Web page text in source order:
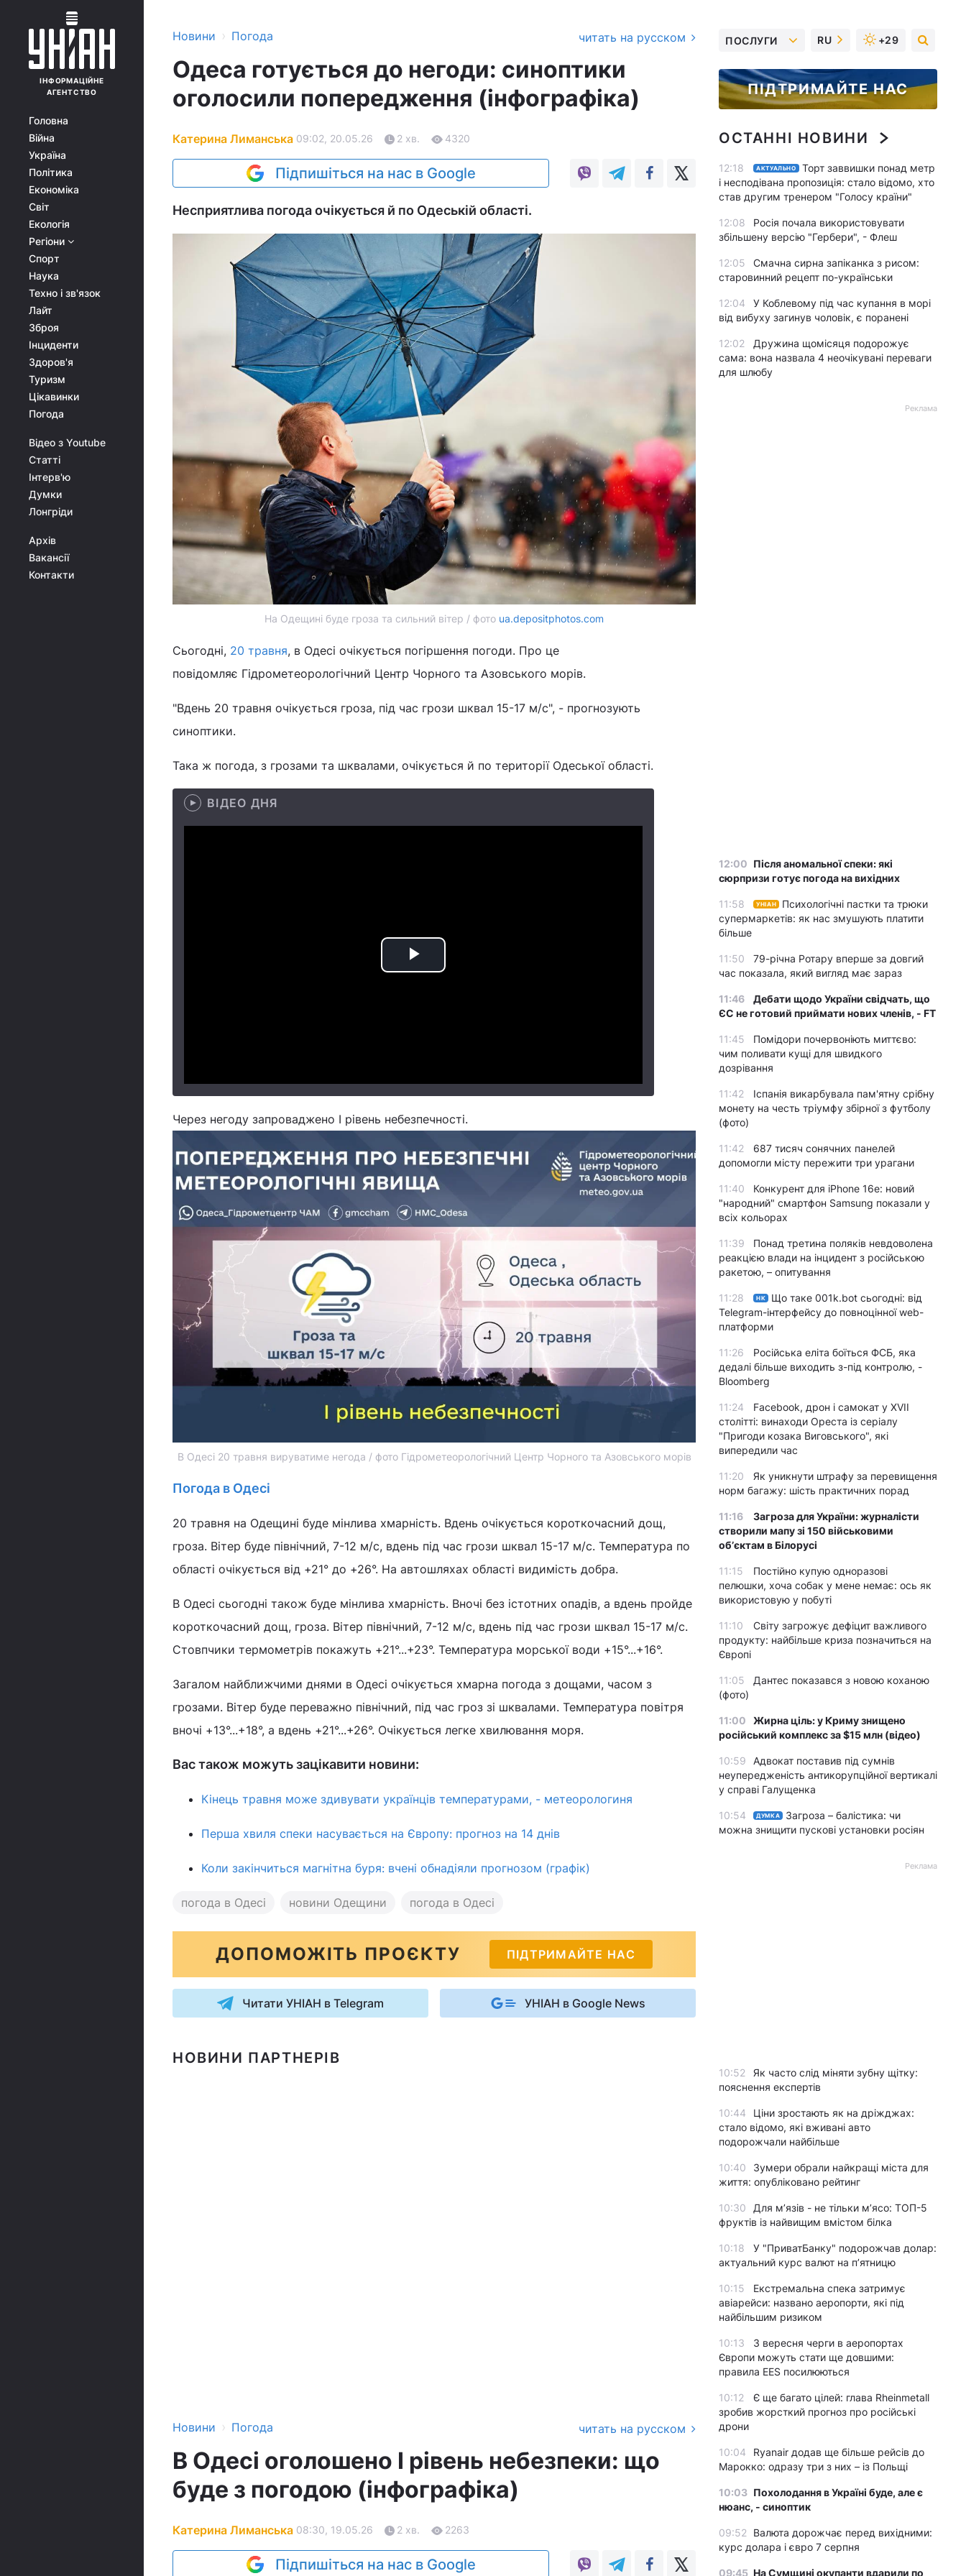
ІНФОРМАЦІЙНЕ
АГЕНТСТВО
Головна
Війна
Україна
Політика
Економіка
Світ
Екологія
Регіони
Спорт
Наука
Техно і зв'язок
Лайт
Зброя
Інциденти
Здоров'я
Туризм
Цікавинки
Погода
Відео з Youtube
Статті
Інтерв'ю
Думки
Лонгріди
Архів
Вакансії
Контакти
Новини › Погода читать на русском
Одеса готується до негоди: синоптики
оголосили попередження (інфографіка)
Катерина Лиманська 09:02, 20.05.26 2 хв. 4320
Підпишіться на нас в Google
Несприятлива погода очікується й по Одеській області.
На Одещині буде гроза та сильний вітер / фото ua.depositphotos.com
Сьогодні, 20 травня, в Одесі очікується погіршення погоди. Про це
повідомляє Гідрометеорологічний Центр Чорного та Азовського морів.
"Вдень 20 травня очікується гроза, під час грози шквал 15-17 м/с", - прогнозують
синоптики.
Така ж погода, з грозами та шквалами, очікується й по території Одеської області.
ВІДЕО ДНЯ
Play
Через негоду запроваджено І рівень небезпечності.
В Одесі 20 травня вируватиме негода / фото Гідрометеорологічний Центр Чорного та Азовського морів
Погода в Одесі
20 травня на Одещині буде мінлива хмарність. Вдень очікується короткочасний дощ,
гроза. Вітер буде північний, 7-12 м/с, вдень під час грози шквал 15-17 м/с. Температура по
області очікується від +21° до +26°. На автошляхах області видимість добра.
В Одесі сьогодні також буде мінлива хмарність. Вночі без істотних опадів, а вдень пройде
короткочасний дощ, гроза. Вітер північний, 7-12 м/с, вдень під час грози шквал 15-17 м/с.
Стовпчики термометрів покажуть +21°...+23°. Температура морської води +15°...+16°.
Загалом найближчими днями в Одесі очікується хмарна погода з дощами, часом з
грозами. Вітер буде переважно північний, під час гроз зі шквалами. Температура повітря
вночі +13°...+18°, а вдень +21°...+26°. Очікується легке хвилювання моря.
Вас також можуть зацікавити новини:
Кінець травня може здивувати українців температурами, - метеорологиня
Перша хвиля спеки насувається на Європу: прогноз на 14 днів
Коли закінчиться магнітна буря: вчені обнадіяли прогнозом (графік)
погода в Одесі новини Одещини погода в Одесі
ДОПОМОЖІТЬ ПРОЄКТУ ПІДТРИМАЙТЕ НАС
Читати УНІАН в Telegram УНІАН в Google News
НОВИНИ ПАРТНЕРІВ
Новини › Погода читать на русском
В Одесі оголошено І рівень небезпеки: що
буде з погодою (інфографіка)
Катерина Лиманська 08:30, 19.05.26 2 хв. 2263
Підпишіться на нас в Google
ПОСЛУГИ RU +29
ПІДТРИМАЙТЕ НАС
ОСТАННІ НОВИНИ
12:18 АКТУАЛЬНО
Торт заввишки понад метр
і несподівана пропозиція: стало відомо, хто
став другим тренером "Голосу країни"
12:08
Росія почала використовувати
збільшену версію "Гербери", - Флеш
12:05
Смачна сирна запіканка з рисом:
старовинний рецепт по-українськи
12:04
У Коблевому під час купання в морі
від вибуху загинув чоловік, є поранені
12:02
Дружина щомісяця подорожує
сама: вона назвала 4 неочікувані переваги
для шлюбу
Реклама
12:00 Після аномальної спеки: які
сюрпризи готує погода на вихідних
11:58 УНІАН
Психологічні пастки та трюки
супермаркетів: як нас змушують платити
більше
11:50
79-річна Ротару вперше за довгий
час показала, який вигляд має зараз
11:46
Дебати щодо України свідчать, що
ЄС не готовий приймати нових членів, - FT
11:45
Помідори почервоніють миттєво:
чим поливати кущі для швидкого
дозрівання
11:42
Іспанія викарбувала пам'ятну срібну
монету на честь тріумфу збірної з футболу
(фото)
11:42
687 тисяч сонячних панелей
допомогли місту пережити три урагани
11:40
Конкурент для iPhone 16e: новий
"народний" смартфон Samsung показали у
всіх кольорах
11:39
Понад третина поляків невдоволена
реакцією влади на інцидент з російською
ракетою, – опитування
11:28 НК
Що таке 001k.bot сьогодні: від
Telegram-інтерфейсу до повноцінної web-
платформи
11:26
Російська еліта боїться ФСБ, яка
дедалі більше виходить з-під контролю, -
Bloomberg
11:24
Facebook, дрон і самокат у XVII
столітті: винаходи Ореста із серіалу
"Пригоди козака Виговського", які
випередили час
11:20
Як уникнути штрафу за перевищення
норм багажу: шість практичних порад
11:16
Загроза для України: журналісти
створили мапу зі 150 військовими
обʼєктам в Білорусі
11:15
Постійно купую одноразові
пелюшки, хоча собак у мене немає: ось як
використовую у побуті
11:10
Світу загрожує дефіцит важливого
продукту: найбільше криза позначиться на
Європі
11:05
Дантес показався з новою коханою
(фото)
11:00
Жирна ціль: у Криму знищено
російський комплекс за $15 млн (відео)
10:59
Адвокат поставив під сумнів
неупередженість антикорупційної вертикалі
у справі Галущенка
10:54 ДУМКА
Загроза – балістика: чи
можна знищити пускові установки росіян
Реклама
10:52
Як часто слід міняти зубну щітку:
пояснення експертів
10:44
Ціни зростають як на дріжджах:
стало відомо, які вживані авто
подорожчали найбільше
10:40
Зумери обрали найкращі міста для
життя: опубліковано рейтинг
10:30
Для м’язів - не тільки м’ясо: ТОП-5
фруктів із найвищим вмістом білка
10:18
У "ПриватБанку" подорожчав долар:
актуальний курс валют на п’ятницю
10:15
Екстремальна спека затримує
авіарейси: названо аеропорти, які під
найбільшим ризиком
10:13
З вересня черги в аеропортах
Європи можуть стати ще довшими:
правила EES посилюються
10:12
Є ще багато цілей: глава Rheinmetall
зробив жорсткий прогноз про російські
дрони
10:04
Ryanair додав ще більше рейсів до
Марокко: одразу три з них – із Польщі
10:03 Похолодання в Україні буде, але є
нюанс, - синоптик
09:52
Валюта дорожчає перед вихідними:
курс долара і євро 7 серпня
09:45 На Сумщині окупанти вдарили по